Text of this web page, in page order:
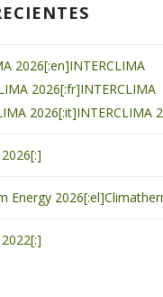
2026[:en]INTERCLIMA
2026[:fr]INTERCLIMA
2026[:it]INTERCLIMA
Energy